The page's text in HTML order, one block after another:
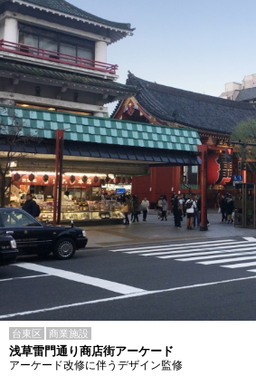
台東区 商業施設
浅草雷門通り商店街アーケード
アーケード改修に伴うデザイン監修